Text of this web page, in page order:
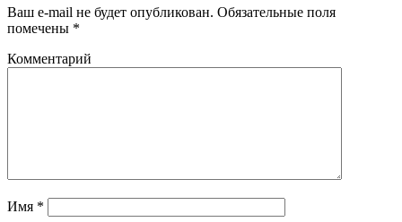
Ваш e-mail не будет опубликован. Обязательные поля
помечены *
Комментарий
Имя *